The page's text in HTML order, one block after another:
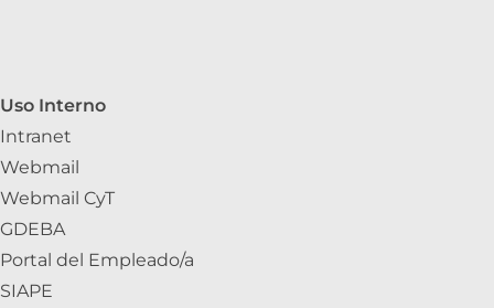
Uso Interno
Intranet
Webmail
Webmail CyT
GDEBA
Portal del Empleado/a
SIAPE